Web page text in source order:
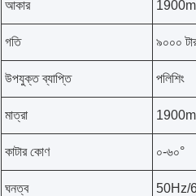
আকার
গতি ৯০০০
উপযুক্ত ব্যাপ্তি পলিশিং
মাত্রা
কাটার কোণ ০-৬০°
ঘনত্ব 50Hz/